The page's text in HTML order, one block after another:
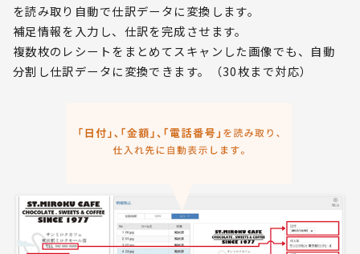
を読み取り自動で仕訳データに変換します。
補足情報を入力し、仕訳を完成させます。
複数枚のレシートをまとめてスキャンした画像でも、自動
分割し仕訳データに変換できます。（30枚まで対応）